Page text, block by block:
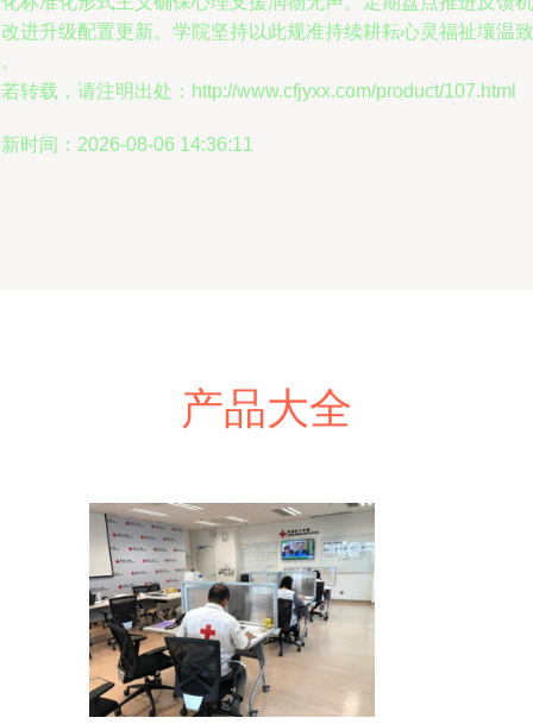
进升级配置更新。学院坚持以此规准持续耕耘心灵福祉壤温致
转载，请注明出处：http://www.cfjyxx.com/product/107.html
时间：2026-08-06 14:36:11
产品大全